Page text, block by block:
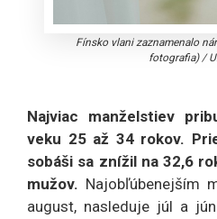
Fínsko vlani zaznamenalo
fotografia)/
Najviac manželstiev
veku 25 až 34 rokov.
sobáši sa znížil na 32,6
mužov. Najobľúbenejším
august, nasleduje júl a